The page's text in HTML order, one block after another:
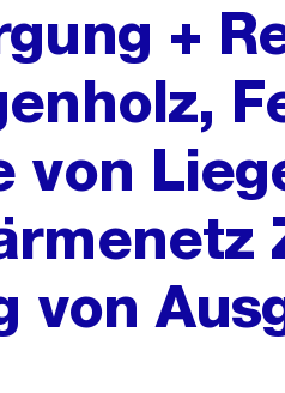
+
von
von